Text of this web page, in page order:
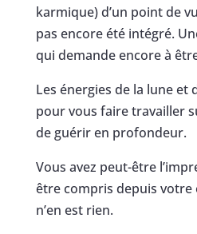
karmique) d’un point de
pas encore été intégré.
qui demande encore à
Les énergies de la lune et
pour vous faire travailler
de guérir en profondeur.
Vous avez peut-être
être compris depuis votre
n’en est rien.